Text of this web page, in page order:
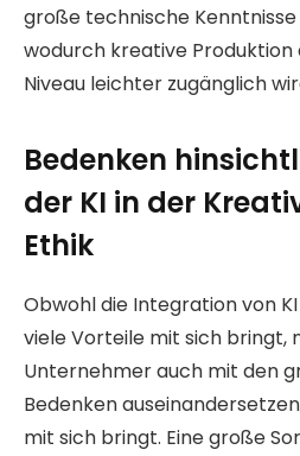
große technische
wodurch kreative
Niveau leichter zugänglich
Bedenken
der KI in der
Ethik
Obwohl die Integration von
viele Vorteile mit sich bringt,
Unternehmer auch mit den
Bedenken
mit sich bringt. Eine große